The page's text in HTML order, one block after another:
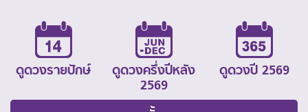
ดูดวงรายปักษ์
ดูดวงครึ่งปีหลัง
2569
ดูดวงปี 2569